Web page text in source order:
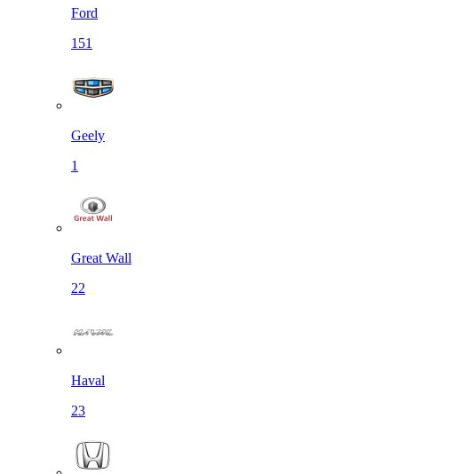
Ford
151
Geely
1
Great Wall
22
Haval
23